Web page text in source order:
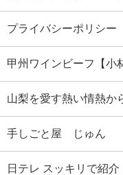
プライバシーポリシー
甲州ワインビーフ【小
山梨を愛す熱い情熱か
手しごと屋 じゅん
日テレ スッキリで紹